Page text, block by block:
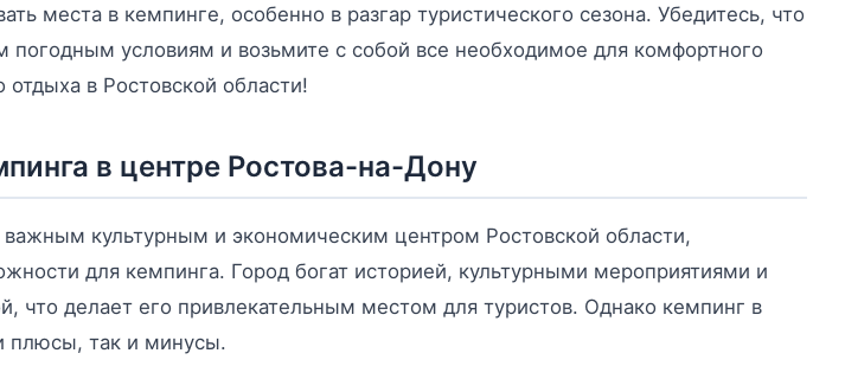
места в кемпинге, особенно в разгар туристического сезона. Убедитесь, что
погодным условиям и возьмите с собой все необходимое для комфортного
в Ростовской области!
в центре Ростова-на-Дону
культурным и экономическим центром Ростовской области,
для кемпинга. Город богат историей, культурными мероприятиями и
что делает его привлекательным местом для туристов. Однако кемпинг в
плюсы, так и минусы.